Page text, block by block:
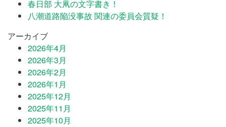
春日部 大凧の文字書き！
八潮道路陥没事故 関連の委員会質疑！
アーカイブ
2026年4月
2026年3月
2026年2月
2026年1月
2025年12月
2025年11月
2025年10月